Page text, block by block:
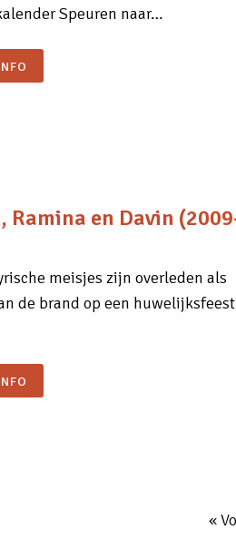
Speuren naar…
Ramina en Davin
meisjes zijn overleden als
de brand op een huwelijksfeest
«